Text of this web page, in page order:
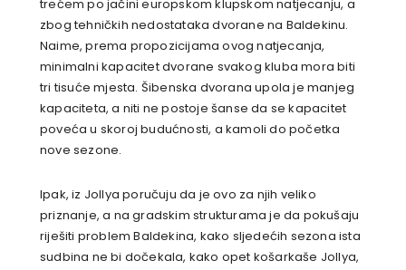
trećem po jačini europskom klupskom natjecanju, a
zbog tehničkih nedostataka dvorane na Baldekinu.
Naime, prema propozicijama ovog natjecanja,
minimalni kapacitet dvorane svakog kluba mora biti
tri tisuće mjesta. Šibenska dvorana upola je manjeg
kapaciteta, a niti ne postoje šanse da se kapacitet
poveća u skoroj budućnosti, a kamoli do početka
nove sezone.
Ipak, iz Jollya poručuju da je ovo za njih veliko
priznanje, a na gradskim strukturama je da pokušaju
riješiti problem Baldekina, kako sljedećih sezona ista
sudbina ne bi dočekala, kako opet košarkaše Jollya,